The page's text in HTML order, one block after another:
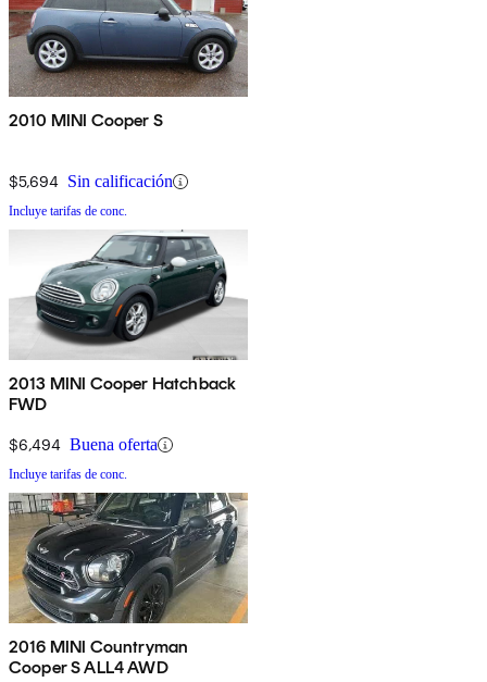
2010 MINI Cooper S
$5,694 Sin calificación
Incluye tarifas de conc.
2013 MINI Cooper Hatchback
FWD
$6,494 Buena oferta
Incluye tarifas de conc.
2016 MINI Countryman
Cooper S ALL4 AWD